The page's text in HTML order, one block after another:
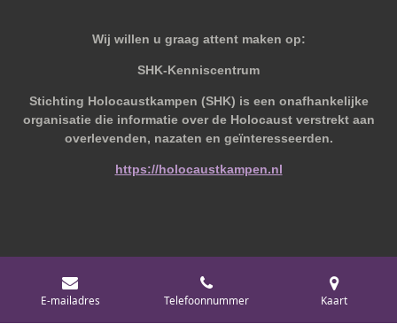
Wij willen u graag attent maken op:
SHK-Kenniscentrum
Stichting Holocaustkampen (SHK) is een onafhankelijke
organisatie die informatie over de Holocaust verstrekt aan
overlevenden, nazaten en geïnteresseerden.
https://holocaustkampen.nl
© 2019 - 2026 Behoudvanoud
Powered byJouwWeb
E-mailadres Telefoonnummer Kaart